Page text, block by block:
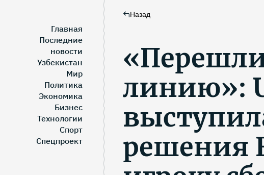
Главная
Последние
новости
Узбекистан
Мир
Политика
Экономика
Бизнес
Технологии
Спорт
Спецпроект
Назад
линию»:
решения